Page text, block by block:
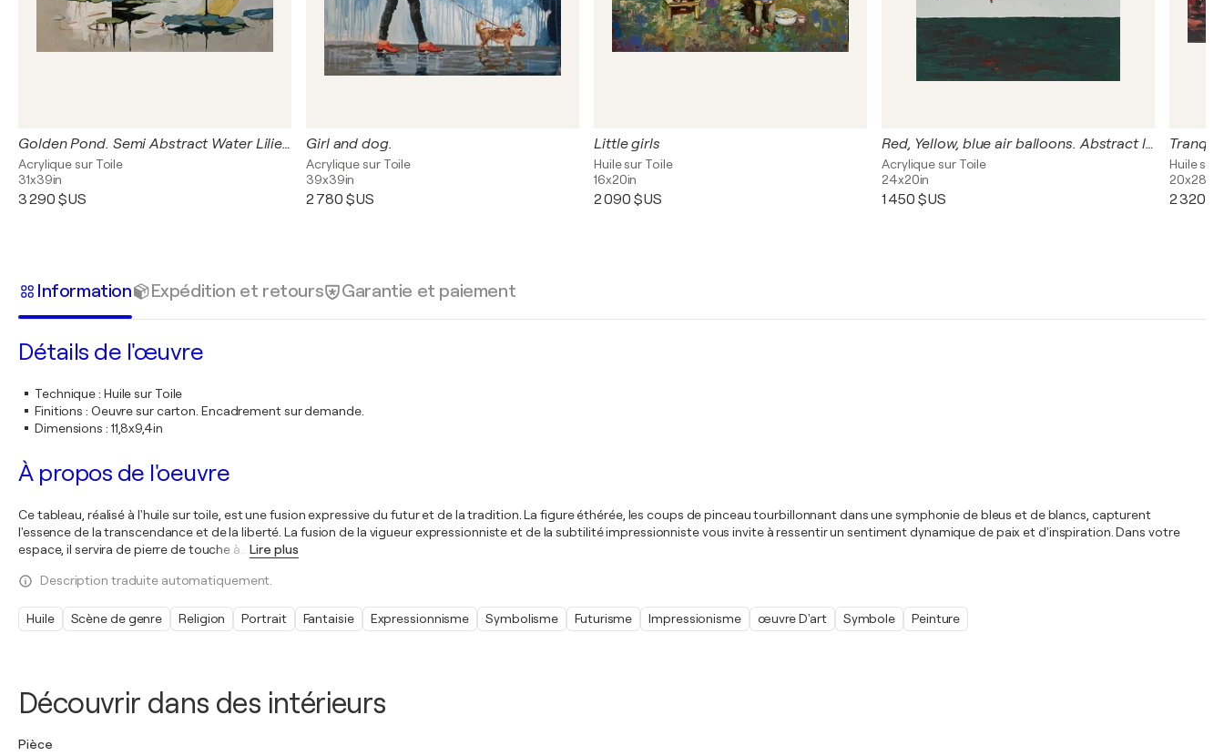
Découvrir dans des intérieurs
Pièce
Golden Pond. Semi Abstract Water Lilies.
Acrylique sur Toile
31x39in
3 290 $US
Girl and dog.
Acrylique sur Toile
39x39in
2 780 $US
Little girls
Huile sur Toile
16x20in
2 090 $US
Red, Yellow, blue air balloons. Abstract landscape.
Acrylique sur Toile
24x20in
1 450 $US
Huile sur
20x28in
2 320
Information Expédition et retours Garantie et paiement
Détails de l'œuvre
Technique: Huile sur Toile
Finitions : Oeuvre sur carton. Encadrement sur demande.
Dimensions : 11,8x9,4in
À propos de l'oeuvre
Ce tableau, réalisé à l'huile sur toile, est une fusion expressive du futur et de la tradition. La figure éthérée, les coups de pinceau tourbillonnant dans une symphonie de bleus et de blancs, capturent
l'essence de la transcendance et de la liberté. La fusion de la vigueur expressionniste et de la subtilité impressionniste vous invite à ressentir un sentiment dynamique de paix et d'inspiration. Dans votre
espace, il servira de pierre de touche à
Lire plus
Description traduite automatiquement.
Huile Scène de genre Religion Portrait Fantaisie Expressionnisme Symbolisme Futurisme Impressionisme œuvre D'art Symbole Peinture